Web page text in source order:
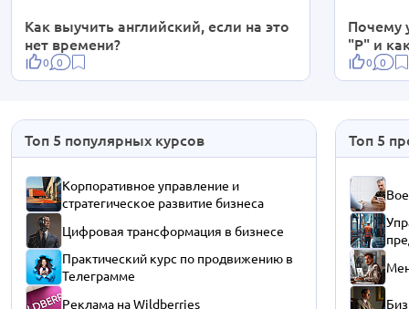
Как выучить английский, если на это
нет времени?
0 0
Почему
"Р" и
0 0
Топ 5 популярных курсов
Корпоративное управление и
стратегическое развитие бизнеса
Цифровая трансформация в бизнесе
Практический курс по продвижению в
Телеграмме
Реклама на Wildberries
Топ 5